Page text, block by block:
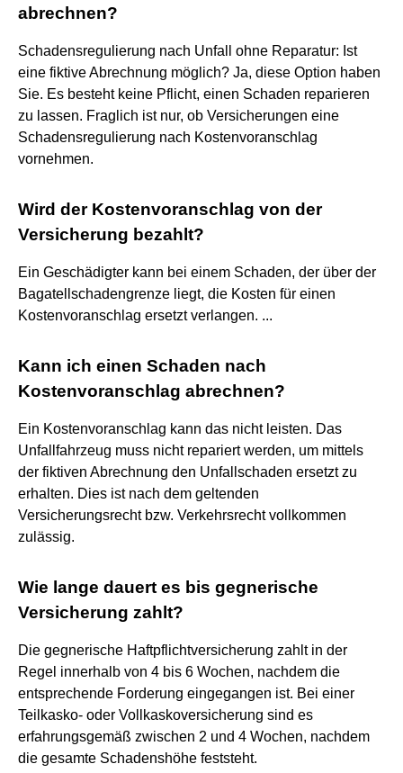
abrechnen?
Schadensregulierung nach Unfall ohne Reparatur: Ist
eine fiktive Abrechnung möglich? Ja, diese Option haben
Sie. Es besteht keine Pflicht, einen Schaden reparieren
zu lassen. Fraglich ist nur, ob Versicherungen eine
Schadensregulierung nach Kostenvoranschlag
vornehmen.
Wird der Kostenvoranschlag von der
Versicherung bezahlt?
Ein Geschädigter kann bei einem Schaden, der über der
Bagatellschadengrenze liegt, die Kosten für einen
Kostenvoranschlag ersetzt verlangen. ...
Kann ich einen Schaden nach
Kostenvoranschlag abrechnen?
Ein Kostenvoranschlag kann das nicht leisten. Das
Unfallfahrzeug muss nicht repariert werden, um mittels
der fiktiven Abrechnung den Unfallschaden ersetzt zu
erhalten. Dies ist nach dem geltenden
Versicherungsrecht bzw. Verkehrsrecht vollkommen
zulässig.
Wie lange dauert es bis gegnerische
Versicherung zahlt?
Die gegnerische Haftpflichtversicherung zahlt in der
Regel innerhalb von 4 bis 6 Wochen, nachdem die
entsprechende Forderung eingegangen ist. Bei einer
Teilkasko- oder Vollkaskoversicherung sind es
erfahrungsgemäß zwischen 2 und 4 Wochen, nachdem
die gesamte Schadenshöhe feststeht.